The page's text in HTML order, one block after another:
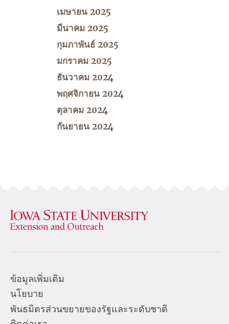
เมษายน 2025
มีนาคม 2025
กุมภาพันธ์ 2025
มกราคม 2025
ธันวาคม 2024
พฤศจิกายน 2024
ตุลาคม 2024
กันยายน 2024
ข้อมูลเพิ่มเติม
นโยบาย
พันธมิตรส่วนขยายของรัฐและระดับชาติ